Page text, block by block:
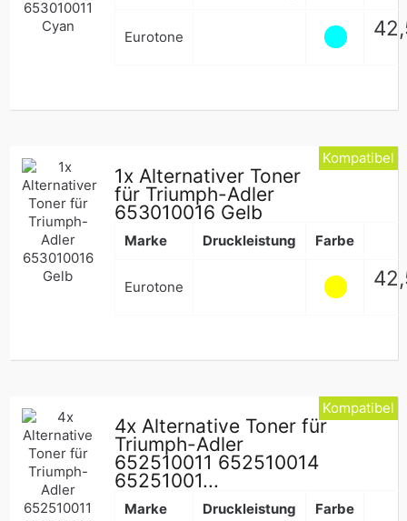
Eurotone
1x Alternativer Toner
für Triumph-Adler
653010016 Gelb
Marke Druckleistung Farbe
Eurotone
Kompatibel
4x Alternative Toner für
Triumph-Adler
652510011 652510014
65251001...
Marke Druckleistung Farbe
Kompatibel